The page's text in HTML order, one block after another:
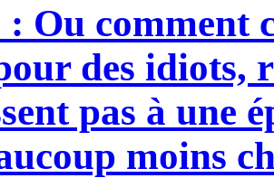
: Ou comment
des idiots,
pas à une
moins